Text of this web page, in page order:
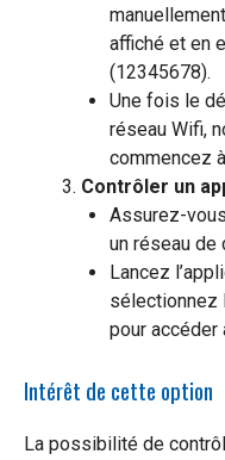
affiché et en
(12345678).
Une fois le
réseau Wifi,
commencez
Contrôler un
Assurez-
un réseau de
Lancez
sélectionnez
pour accéder
Intérêt de cette option
La possibilité de